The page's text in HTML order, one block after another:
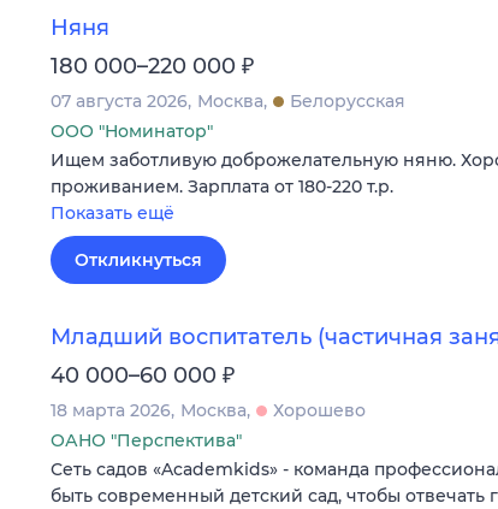
Няня
180 000–220 000 ₽
07 августа 2026 Москва
Белорусская
ООО "Номинатор"
Ищем заботливую доброжелательную няню.
проживанием. Зарплата от 180-220 т.р.
Показать ещё
Откликнуться
Младший воспитатель (частичная
40 000–60 000 ₽
18 марта 2026 Москва
Хорошево
ОАНО "Перспектива"
Сеть садов «Academkids» - команда
быть современный детский сад, чтобы отвечать